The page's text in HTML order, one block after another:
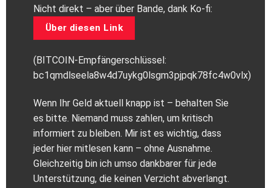
Nicht direkt – aber über Bande, dank Ko-fi:
Über diesen Link
(BITCOIN-Empfängerschlüssel:
bc1qmdlseela8w4d7uykg0lsgm3pjpqk78fc4w0vlx)
Wenn Ihr Geld aktuell knapp ist – behalten Sie
es bitte. Niemand muss zahlen, um kritisch
informiert zu bleiben. Mir ist es wichtig, dass
jeder hier mitlesen kann – ohne Ausnahme.
Gleichzeitig bin ich umso dankbarer für jede
Unterstützung, die keinen Verzicht abverlangt.